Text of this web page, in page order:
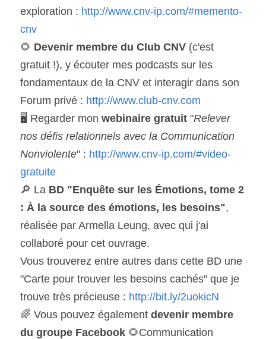
exploration : http://www.cnv-ip.com/#memento-
cnv
🌻 Devenir membre du Club CNV (c'est
gratuit !), y écouter mes podcasts sur les
fondamentaux de la CNV et interagir dans son
Forum privé : http://www.club-cnv.com
🖥 Regarder mon webinaire gratuit "Relever
nos défis relationnels avec la Communication
Nonviolente" : http://www.cnv-ip.com/#video-
gratuite
🔎 La BD "Enquête sur les Émotions, tome 2
: À la source des émotions, les besoins",
réalisée par Armella Leung, avec qui j'ai
collaboré pour cet ouvrage.
Vous trouverez entre autres dans cette BD une
"Carte pour trouver les besoins cachés" que je
trouve très précieuse : http://bit.ly/2uokicN
🌈 Vous pouvez également devenir membre
du groupe Facebook 🌻Communication